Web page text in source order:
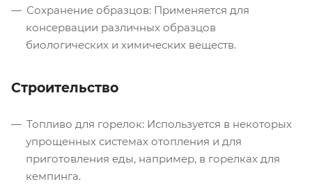
Сохранение образцов: Применяется для
консервации различных образцов
биологических и химических веществ.
Строительство
Топливо для горелок: Используется в некоторых
упрощенных системах отопления и для
приготовления еды, например, в горелках для
кемпинга.